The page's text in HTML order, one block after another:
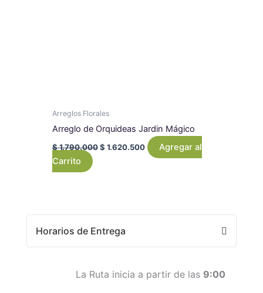
Arreglos Florales
Arreglo de Orquideas Jardin Mágico
$1.790.000 $ 1.620.500
Agregar al
Carrito
Horarios de Entrega
La Ruta inicia a partir de las 9:00